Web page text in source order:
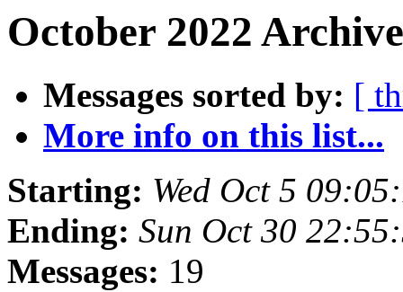
October 2022
Messages sorted by: [
More info on this list...
Starting: Wed Oct 5
Ending: Sun Oct 30
Messages: 19